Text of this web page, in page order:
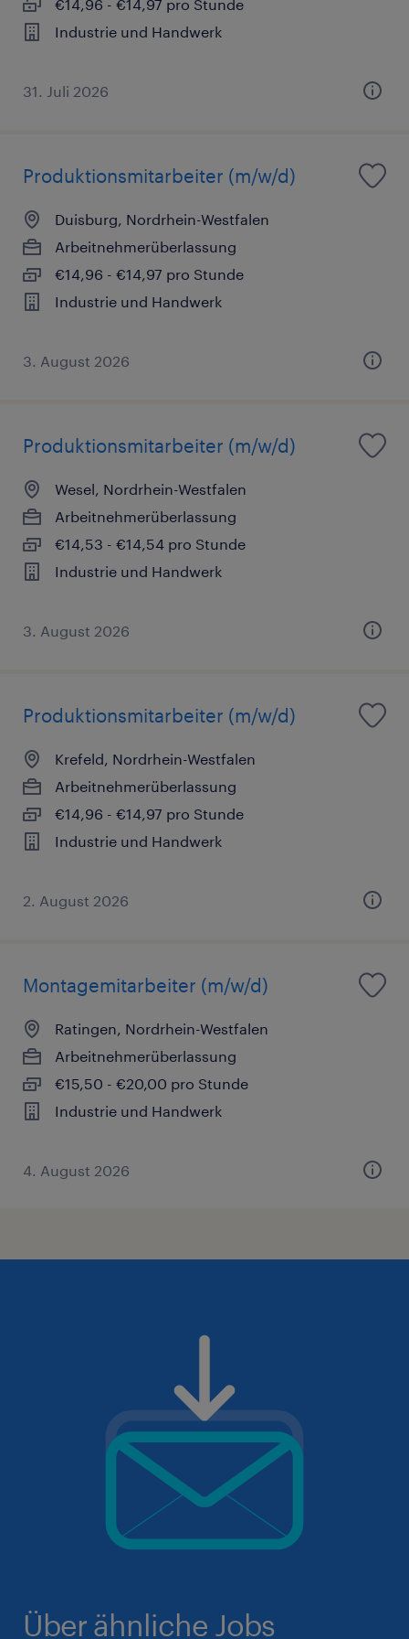
€14,96 - €14,97 pro Stunde
Industrie und Handwerk
31. Juli 2026
Produktionsmitarbeiter (m/w/d)
Duisburg, Nordrhein-Westfalen
Arbeitnehmerüberlassung
€14,96 - €14,97 pro Stunde
Industrie und Handwerk
3. August 2026
Produktionsmitarbeiter (m/w/d)
Wesel, Nordrhein-Westfalen
Arbeitnehmerüberlassung
€14,53 - €14,54 pro Stunde
Industrie und Handwerk
3. August 2026
Produktionsmitarbeiter (m/w/d)
Krefeld, Nordrhein-Westfalen
Arbeitnehmerüberlassung
€14,96 - €14,97 pro Stunde
Industrie und Handwerk
2. August 2026
Montagemitarbeiter (m/w/d)
Ratingen, Nordrhein-Westfalen
Arbeitnehmerüberlassung
€15,50 - €20,00 pro Stunde
Industrie und Handwerk
4. August 2026
Über ähnliche Jobs